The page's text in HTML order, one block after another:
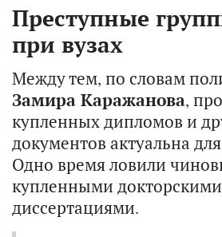
Преступные
при вузах
Между тем, по словам
Замира Каражанова,
купленных дипломов и
документов актуальна
Одно время ловили
купленными докторскими
диссертациями.